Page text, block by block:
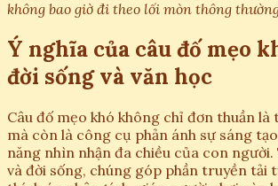
không bao giờ đi theo lối mòn thông
Ý nghĩa của câu đố mẹo
đời sống và văn học
Câu đố mẹo khó không chỉ đơn thuần
mà còn là công cụ phản ánh sự sáng
năng nhìn nhận đa chiều của con
và đời sống, chúng góp phần truyền tải